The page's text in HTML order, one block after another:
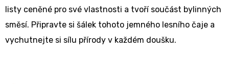
listy ceněné pro své vlastnosti a tvoří součást bylinných
směsí. Připravte si šálek tohoto jemného lesního čaje a
vychutnejte si sílu přírody v každém doušku.